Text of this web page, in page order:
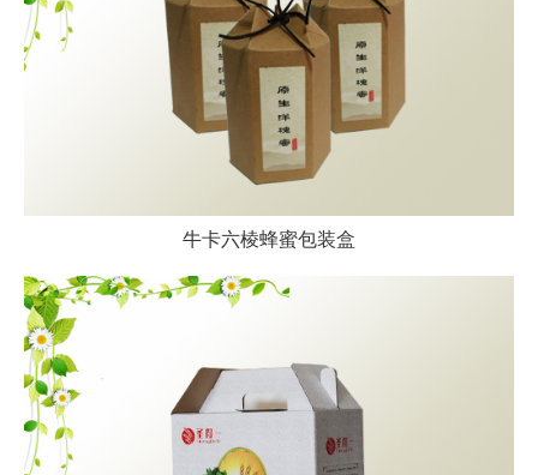
牛卡六棱蜂蜜包装盒